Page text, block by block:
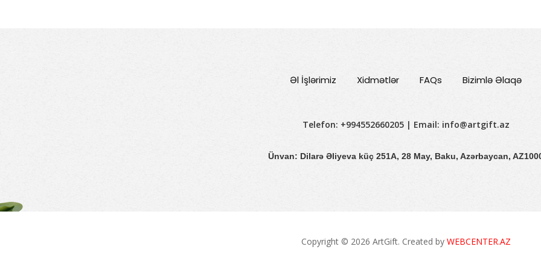
Əl İşlərimiz Xidmətlər FAQs Bizimlə Əlaqə
Telefon: +994552660205 | Email: info@artgift.az
Ünvan: Dilarə Əliyeva küç 251A, 28 May, Baku, Azərbaycan,
Copyright © 2026 ArtGift. Created by WEBCENTER.AZ